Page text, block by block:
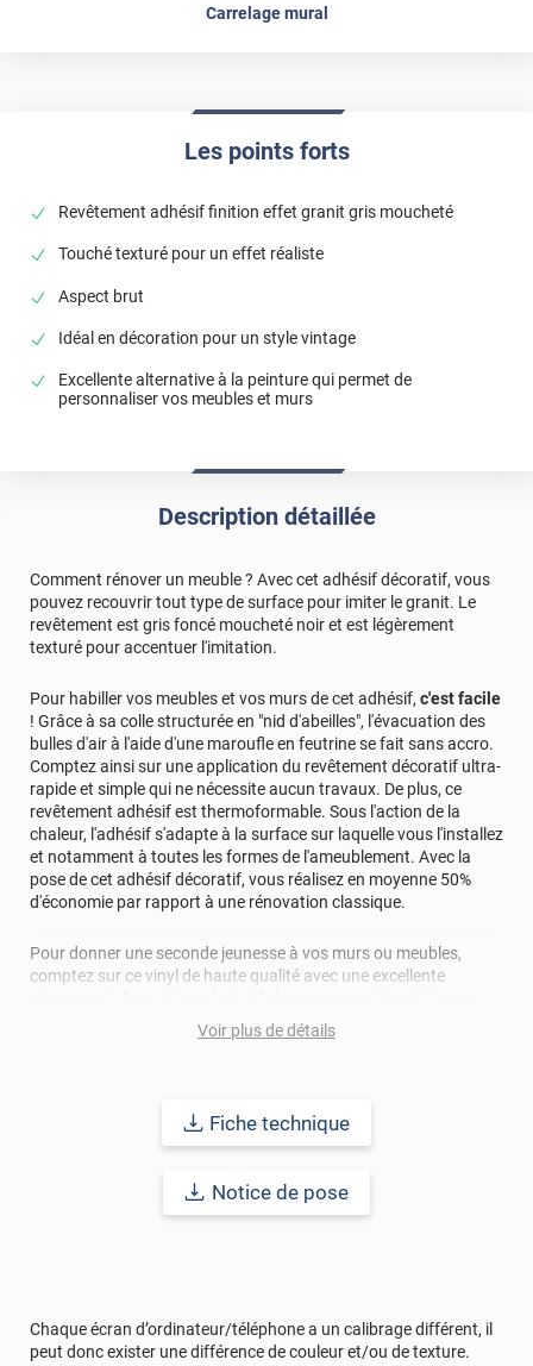
Carrelage mural
Les points forts
Revêtement adhésif finition effet granit gris moucheté
Touché texturé pour un effet réaliste
Aspect brut
Idéal en décoration pour un style vintage
Excellente alternative à la peinture qui permet de
personnaliser vos meubles et murs
Description détaillée
Comment rénover un meuble ? Avec cet adhésif décoratif, vous
pouvez recouvrir tout type de surface pour imiter le granit. Le
revêtement est gris foncé moucheté noir et est légèrement
texturé pour accentuer l'imitation.
Pour habiller vos meubles et vos murs de cet adhésif, c'est facile
! Grâce à sa colle structurée en "nid d'abeilles", l'évacuation des
bulles d'air à l'aide d'une maroufle en feutrine se fait sans accro.
Comptez ainsi sur une application du revêtement décoratif ultra-
rapide et simple qui ne nécessite aucun travaux. De plus, ce
revêtement adhésif est thermoformable. Sous l'action de la
chaleur, l'adhésif s'adapte à la surface sur laquelle vous l'installez
et notamment à toutes les formes de l'ameublement. Avec la
pose de cet adhésif décoratif, vous réalisez en moyenne 50%
d'économie par rapport à une rénovation classique.
Pour donner une seconde jeunesse à vos murs ou meubles,
comptez sur ce vinyl de haute qualité avec une excellente
Grâce à son épaisseur, cet adhésif masque également les petites
imperfections. Classé A+ au test C.O.V et C-s2,d0 au feu, ce
: 10 ans en pose intérieur (anti craquèlement,
Afin de vous rendre compte de la qualité et de son rendu
véritable, nous vous conseillons de faire une demande
Voir plus de détails
Fiche technique
Notice de pose
Chaque écran d’ordinateur/téléphone a un calibrage différent, il
peut donc exister une différence de couleur et/ou de texture.